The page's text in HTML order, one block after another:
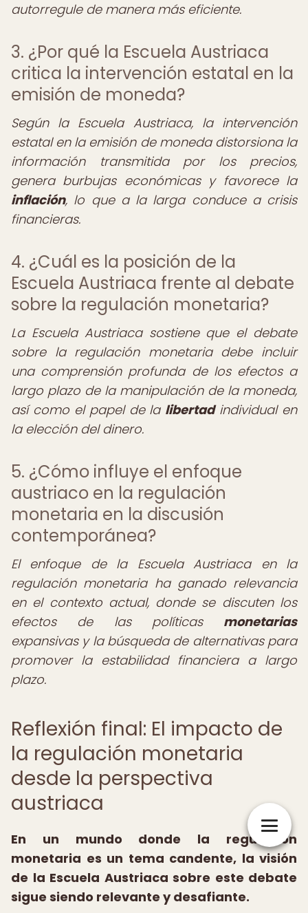
autorregule de manera más eficiente.
3. ¿Por qué la Escuela Austriaca
critica la intervención estatal en la
emisión de moneda?
Según la Escuela Austriaca, la intervención
estatal en la emisión de moneda distorsiona la
información transmitida por los precios,
genera burbujas económicas y favorece la
inflación, lo que a la larga conduce a crisis
financieras.
4. ¿Cuál es la posición de la
Escuela Austriaca frente al debate
sobre la regulación monetaria?
La Escuela Austriaca sostiene que el debate
sobre la regulación monetaria debe incluir
una comprensión profunda de los efectos a
largo plazo de la manipulación de la moneda,
así como el papel de la libertadindividual en
la elección del dinero.
5. ¿Cómo influye el enfoque
austriaco en la regulación
monetaria en la discusión
contemporánea?
El enfoque de la Escuela Austriaca en la
regulación monetaria ha ganado relevancia
en el contexto actual, donde se discuten los
efectos de las políticas monetarias
expansivas y la búsqueda de alternativas para
promover la estabilidad financiera a largo
plazo.
Reflexión final: El impacto de
la regulación monetaria
desde la perspectiva
austriaca
En un mundo donde la regulación
monetaria es un tema candente, la visión
de la Escuela Austriaca sobre este debate
sigue siendo relevante y desafiante.